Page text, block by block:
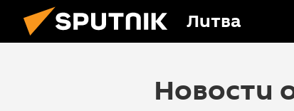
Литва
Новости